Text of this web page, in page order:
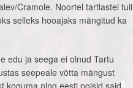
Cramole. Noortel tartlastel tuli
selleks hooajaks mängitud ka
edu ja seega ei olnud Tartu
seepeale võtta mängust
koguma ning eesti poisid said